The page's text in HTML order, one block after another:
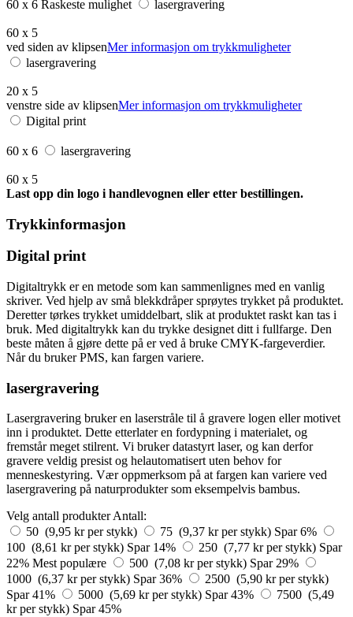
60 x 6 Raskeste mulighet lasergravering
60 x 5
ved siden av klipsenMer informasjon om trykkmuligheter
lasergravering
20 x 5
venstre side av klipsenMer informasjon om trykkmuligheter
Digital print
60 x 6 lasergravering
60 x 5
Last opp din logo i handlevognen eller etter bestillingen.
Trykkinformasjon
Digital print
Digitaltrykk er en metode som kan sammenlignes med en vanlig
skriver. Ved hjelp av små blekkdråper sprøytes trykket på produktet.
Deretter tørkes trykket umiddelbart, slik at produktet raskt kan tas i
bruk. Med digitaltrykk kan du trykke designet ditt i fullfarge. Den
beste måten å gjøre dette på er ved å bruke CMYK-fargeverdier.
Når du bruker PMS, kan fargen variere.
lasergravering
Lasergravering bruker en laserstråle til å gravere logen eller motivet
inn i produktet. Dette etterlater en fordypning i materialet, og
fremstår meget stilrent. Vi bruker datastyrt laser, og kan derfor
gravere veldig presist og helautomatisert uten behov for
menneskestyring. Vær oppmerksom på at fargen kan variere ved
lasergravering på naturprodukter som eksempelvis bambus.
Velg antall produkterAntall:
50 (9,95 kr per stykk)
75 (9,37 kr per stykk) Spar 6%
100 (8,61 kr per stykk) Spar 14% 250 (7,77 kr per stykk) Spar
22% Mest populære 500 (7,08 kr per stykk) Spar 29%
1000 (6,37 kr per stykk) Spar 36%
2500 (5,90 kr per stykk)
Spar 41%
5000 (5,69 kr per stykk) Spar 43%
7500 (5,49
kr per stykk) Spar 45%